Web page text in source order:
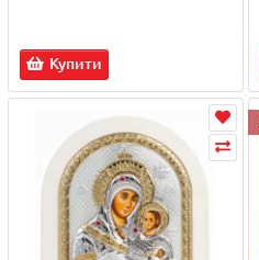
Купити